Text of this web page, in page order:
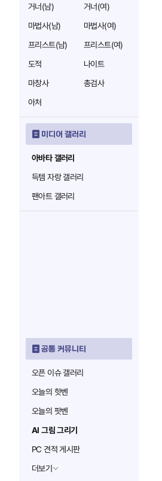
거너(남)
거너(여)
마법사(남)
마법사(여)
프리스트(남)
프리스트(여)
도적
나이트
마창사
총검사
아처
미디어 갤러리
아바타 갤러리
득템 자랑 갤러리
팬아트 갤러리
공통 커뮤니티
오픈 이슈 갤러리
오늘의 핫벤
오늘의 팟벤
AI 그림 그리기
PC 견적 게시판
더보기